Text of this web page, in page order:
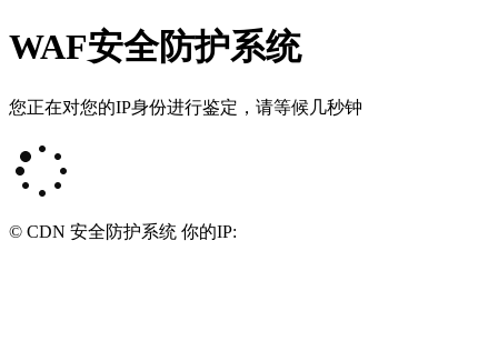
WAF安全防护系统
您正在对您的IP身份进行鉴定，请等候几秒钟
© CDN 安全防护系统 你的IP: